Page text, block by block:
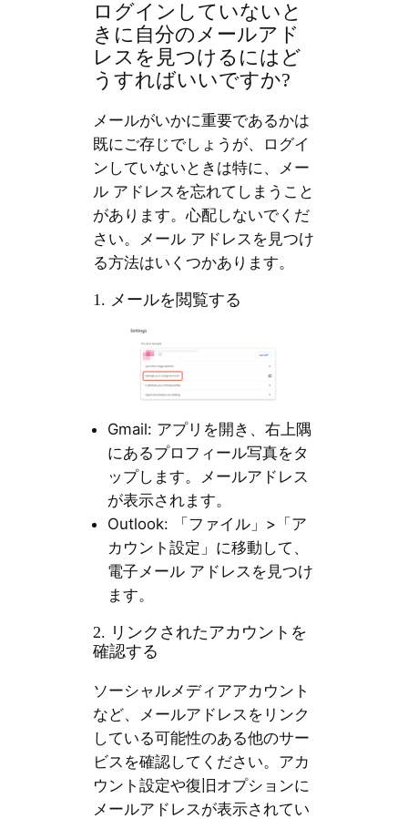
ログインしていないと
きに自分のメールアド
レスを見つけるにはど
うすればいいですか?
メールがいかに重要であるかは
既にご存じでしょうが、ログイ
ンしていないときは特に、メー
ル アドレスを忘れてしまうこと
があります。心配しないでくだ
さい。メール アドレスを見つけ
る方法はいくつかあります。
1. メールを閲覧する
Gmail: アプリを開き、右上隅
にあるプロフィール写真をタ
ップします。メールアドレス
が表示されます。
Outlook: 「ファイル」>「ア
カウント設定」に移動して、
電子メール アドレスを見つけ
ます。
2. リンクされたアカウントを
確認する
ソーシャルメディアアカウント
など、メールアドレスをリンク
している可能性のある他のサー
ビスを確認してください。アカ
ウント設定や復旧オプションに
メールアドレスが表示されてい